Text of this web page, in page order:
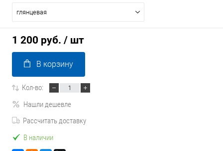
глянцевая
1 200 руб. / шт
В корзину
Кол-во:
Нашли дешевле
Рассчитать доставку
В наличии